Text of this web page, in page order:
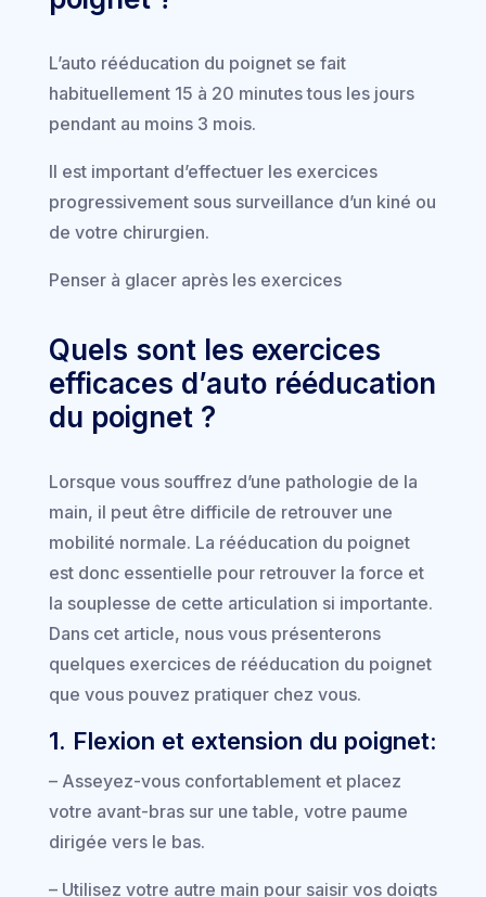
L’auto rééducation du poignet se fait
habituellement 15 à 20 minutes tous les jours
pendant au moins 3 mois.
Il est important d’effectuer les exercices
progressivement sous surveillance d’un kiné ou
de votre chirurgien.
Penser à glacer après les exercices
Quels sont les exercices
efficaces d’auto rééducation
du poignet ?
Lorsque vous souffrez d’une pathologie de la
main, il peut être difficile de retrouver une
mobilité normale. La rééducation du poignet
est donc essentielle pour retrouver la force et
la souplesse de cette articulation si importante.
Dans cet article, nous vous présenterons
quelques exercices de rééducation du poignet
que vous pouvez pratiquer chez vous.
1. Flexion et extension du poignet:
– Asseyez-vous confortablement et placez
votre avant-bras sur une table, votre paume
dirigée vers le bas.
– Utilisez votre autre main pour saisir vos doigts